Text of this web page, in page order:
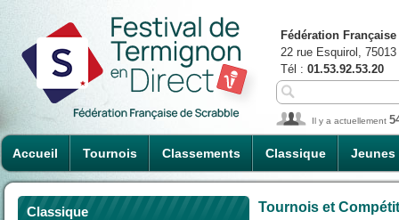
Accueil Tournois Classements Classique Jeunes
Fédération
22 rue Esquirol,
Tél : 01.53.92.53.20
Il y a actuellement
Classique Tournois et